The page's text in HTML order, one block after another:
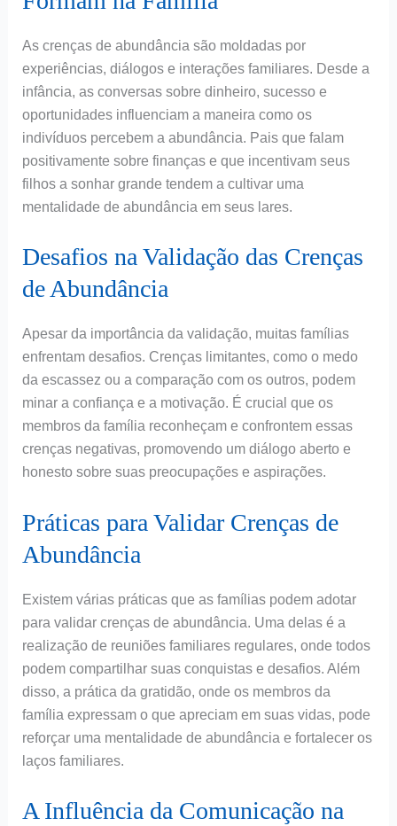
As crenças de abundância são moldadas por
experiências, diálogos e interações familiares. Desde a
infância, as conversas sobre dinheiro, sucesso e
oportunidades influenciam a maneira como os
indivíduos percebem a abundância. Pais que falam
positivamente sobre finanças e que incentivam seus
filhos a sonhar grande tendem a cultivar uma
mentalidade de abundância em seus lares.
Desafios na Validação das Crenças
de Abundância
Apesar da importância da validação, muitas famílias
enfrentam desafios. Crenças limitantes, como o medo
da escassez ou a comparação com os outros, podem
minar a confiança e a motivação. É crucial que os
membros da família reconheçam e confrontem essas
crenças negativas, promovendo um diálogo aberto e
honesto sobre suas preocupações e aspirações.
Práticas para Validar Crenças de
Abundância
Existem várias práticas que as famílias podem adotar
para validar crenças de abundância. Uma delas é a
realização de reuniões familiares regulares, onde todos
podem compartilhar suas conquistas e desafios. Além
disso, a prática da gratidão, onde os membros da
família expressam o que apreciam em suas vidas, pode
reforçar uma mentalidade de abundância e fortalecer os
laços familiares.
A Influência da Comunicação na